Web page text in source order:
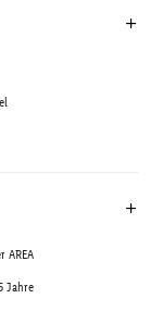
AREA
Jahre